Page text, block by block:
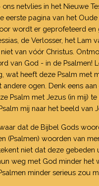
netvlies in het Nieuwe
eerste pagina van het Oude
wordt er geprofeteerd en
de Verlosser, het Lam
niet van vóór Christus.
van God - in de Psalmen!
wat heeft deze Psalm met
andere ogen. Denk eens aan
Psalm met Jezus (in mij)
mij naar het beeld van
dat de Bijbel Gods
(Psalmen) woorden van
niet dat deze gebeden
weg met God minder het
minder serieus zou